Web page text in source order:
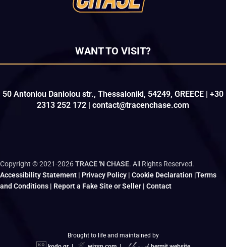
WANT TO VISIT?
50 Antoniou Daniolou str., Thessaloniki, 54249, GREECE | +30
2313 252 172 | contact@tracenchase.com
Copyright © 2021-2026TRACE 'N CHASE. All Rights Reserved.
Accessibility Statement | Privacy Policy | Cookie Declaration |Terms
and Conditions | Report a Fake Site or Seller | Contact
Brought to life and maintained by